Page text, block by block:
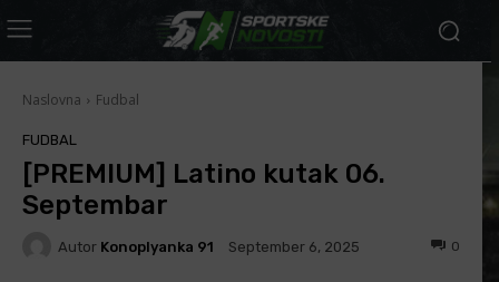
Naslovna Fudbal
FUDBAL
[PREMIUM] Latino kutak 06.
Septembar
Autor Konoplyanka 91 September 6, 2025 0